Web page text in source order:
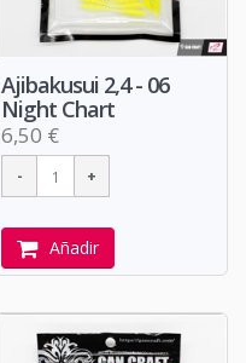
Ajibakusui 2,4 - 06
Night Chart
6,50 €
Añadir